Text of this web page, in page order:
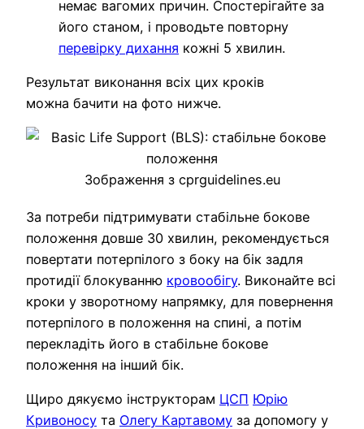
немає вагомих причин. Спостерігайте за
його станом, і проводьте повторну
перевірку дихання кожні 5 хвилин.
Результат виконання всіх цих кроків
можна бачити на фото нижче.
Зображення з cprguidelines.eu
За потреби підтримувати стабільне бокове
положення довше 30 хвилин, рекомендується
повертати потерпілого з боку на бік задля
протидії блокуванню кровообігу. Виконайте всі
кроки у зворотному напрямку, для повернення
потерпілого в положення на спині, а потім
перекладіть його в стабільне бокове
положення на інший бік.
Щиро дякуємо інструкторам ЦСП Юрію
Кривоносу та Олегу Картавому за допомогу у